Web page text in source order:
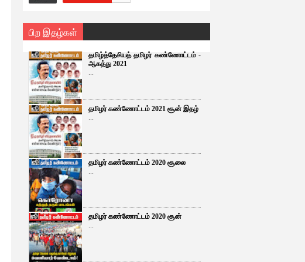
பிற இதழ்கள்
தமிழ்த்தேசியத் தமிழர் கண்ணோட்டம் -
ஆகத்து 2021
...
தமிழர் கண்ணோட்டம் 2021 சூன் இதழ்
...
தமிழர் கண்ணோட்டம் 2020 சூலை
...
தமிழர் கண்ணோட்டம் 2020 சூன்
...